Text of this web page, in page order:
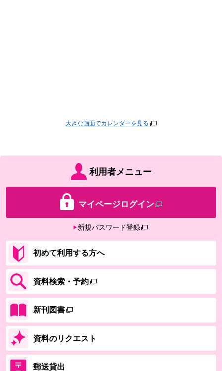
利用者メニュー
マイページログイン
新規パスワード登録
初めて利用する方へ
資料検索・予約
新刊図書
資料のリクエスト
郵送貸出
大きな画面でカレンダーを見る